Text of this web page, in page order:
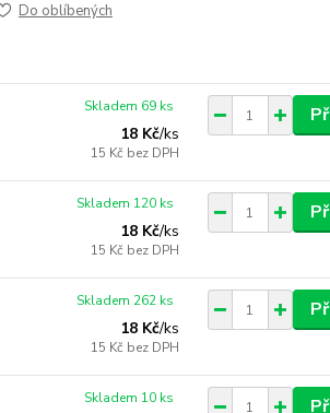
Do oblíbených
18 Kč/ks
15 Kč bez DPH
Skladem 69 ks
18 Kč/ks
15 Kč bez DPH
Skladem 120 ks
18 Kč/ks
15 Kč bez DPH
Skladem 262 ks
Skladem 10 ks